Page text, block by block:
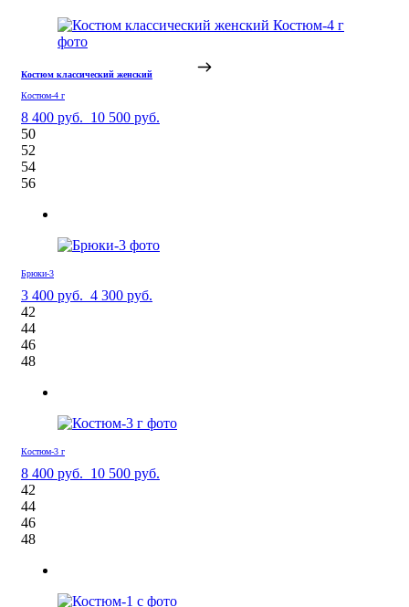
Костюм классический женский
Костюм-4 г
8 400 руб. 10 500 руб.
50
52
54
56
Брюки-3
3 400 руб. 4 300 руб.
42
44
46
48
Костюм-3 г
8 400 руб. 10 500 руб.
42
44
46
48